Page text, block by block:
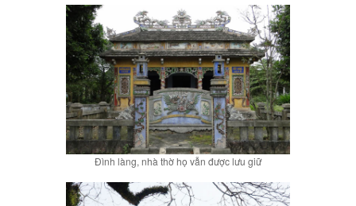
Đình làng, nhà thờ họ vẫn được lưu giữ